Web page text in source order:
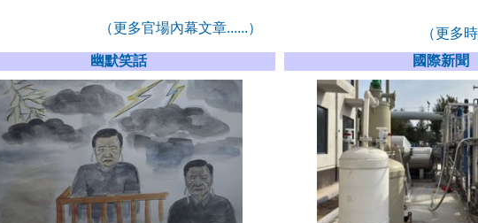
（更多官場內幕文章......）
（更多
幽默笑話
國際新聞